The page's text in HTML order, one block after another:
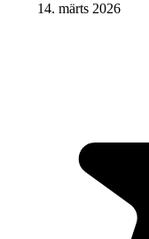
14. märts 2026